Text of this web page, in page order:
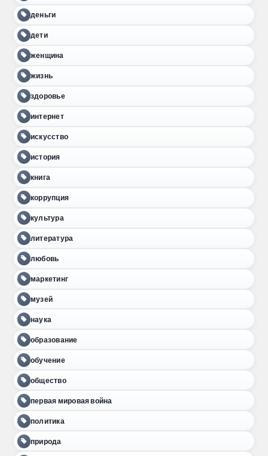
деньги
дети
женщина
жизнь
здоровье
интернет
искусство
история
книга
коррупция
культура
литература
любовь
маркетинг
музей
наука
образование
обучение
общество
первая мировая война
политика
природа